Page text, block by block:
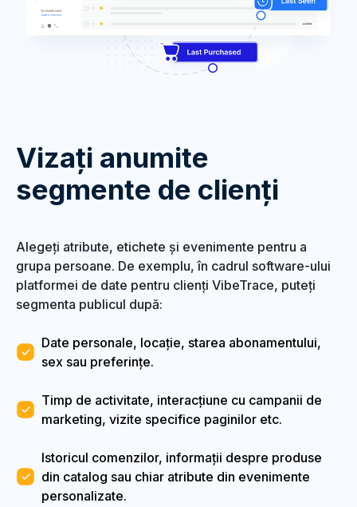
Vizați anumite
segmente de clienți
Alegeți atribute, etichete și evenimente pentru a
grupa persoane. De exemplu, în cadrul software-ului
platformei de date pentru clienți VibeTrace, puteți
segmenta publicul după:
Date personale, locație, starea abonamentului,
sex sau preferințe.
Timp de activitate, interacțiune cu campanii de
marketing, vizite specifice paginilor etc.
Istoricul comenzilor, informații despre produse
din catalog sau chiar atribute din evenimente
personalizate.